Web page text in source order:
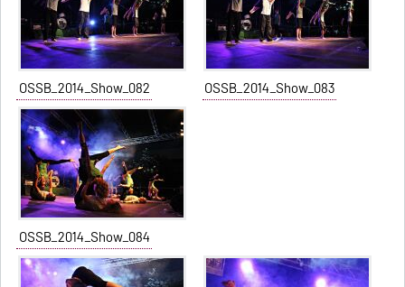
OSSB_2014_Show_082 OSSB_2014_Show_083
OSSB_2014_Show_084